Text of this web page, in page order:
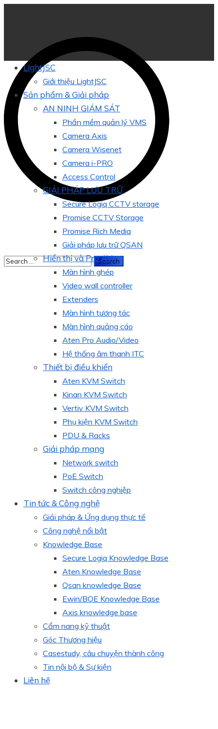
LightJSC
Giới thiệu LightJSC
Sản phẩm & Giải pháp
AN NINH GIÁM SÁT
Phần mềm quản lý VMS
Camera Axis
Camera Wisenet
Camera i-PRO
Access Control
GIẢI PHÁP LƯU TRỮ
Secure Logiq CCTV storage
Promise CCTV Storage
Promise Rich Media
Giải pháp lưu trữ QSAN
Hiển thị và Pro AV
Màn hình ghép
Video wall controller
Extenders
Màn hình tương tác
Màn hình quảng cáo
Aten Pro Audio/Video
Hệ thống âm thanh ITC
Thiết bị điều khiển
Aten KVM Switch
Kinan KVM Switch
Vertiv KVM Switch
Phụ kiện KVM Switch
PDU & Racks
Giải pháp mạng
Network switch
PoE Switch
Switch công nghiệp
Tin tức & Công nghệ
Giải pháp & Ứng dụng thực tế
Công nghệ nổi bật
Knowledge Base
Secure Logiq Knowledge Base
Aten Knowledge Base
Qsan knowledge Base
Ewin/BOE Knowledge Base
Axis knowledge base
Cẩm nang kỹ thuật
Góc Thương hiệu
Casestudy, câu chuyện thành công
Tin nội bộ & Sự kiện
Liên hệ